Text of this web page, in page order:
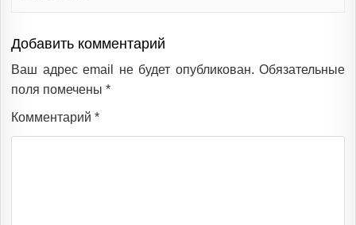
Добавить комментарий
Ваш адрес email не будет опубликован. Обязательные
поля помечены *
Комментарий *